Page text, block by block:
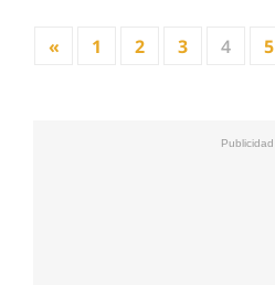
« 1 2 3 4 5